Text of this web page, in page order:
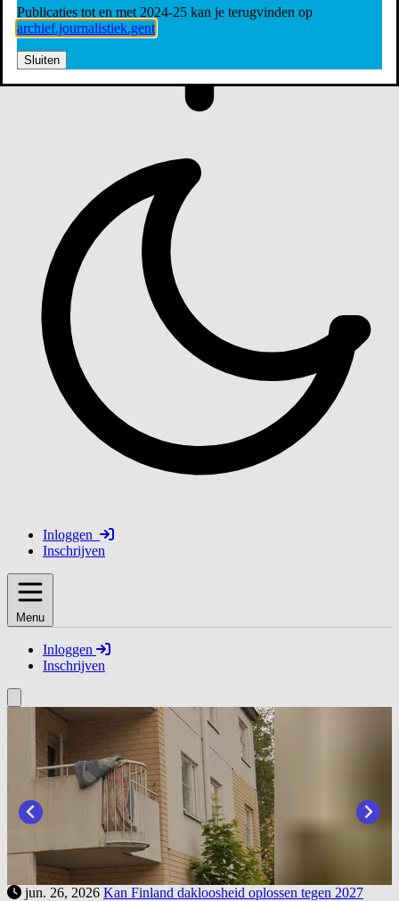
Inloggen
Inschrijven
Menu
Inloggen
Inschrijven
jun. 26, 2026 Kan Finland dakloosheid oplossen tegen 2027
Publicaties tot en met 2024-25 kan je terugvinden op
archief.journalistiek.gent
Sluiten